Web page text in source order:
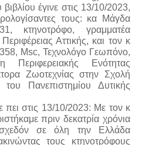
έγινε στις 13/10/2023,
τους: κα Μάγδα
κτηνοτρόφο, γραμματέα
Αττικής, και τον κ
Msc, Τεχνολόγο Γεωπόνο,
Περιφερειακής Ενότητας
Ζωοτεχνίας στην Σχολή
Πανεπιστημίου Δυτικής
πει στις 13/10/2023: Με τον κ
πριν δεκατρία χρόνια
σχεδόν σε όλη την Ελλάδα
τους κτηνοτρόφους